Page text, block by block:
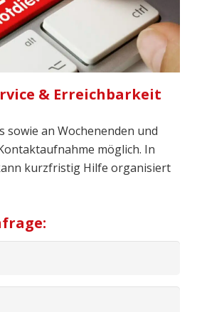
& Erreichbarkeit
sowie an Wochenenden und
möglich. In
kurzfristig Hilfe organisiert